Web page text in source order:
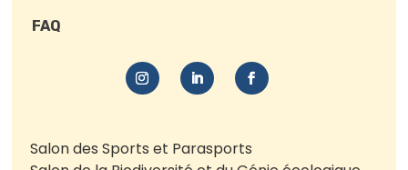
FAQ
Salon des Sports et Parasports